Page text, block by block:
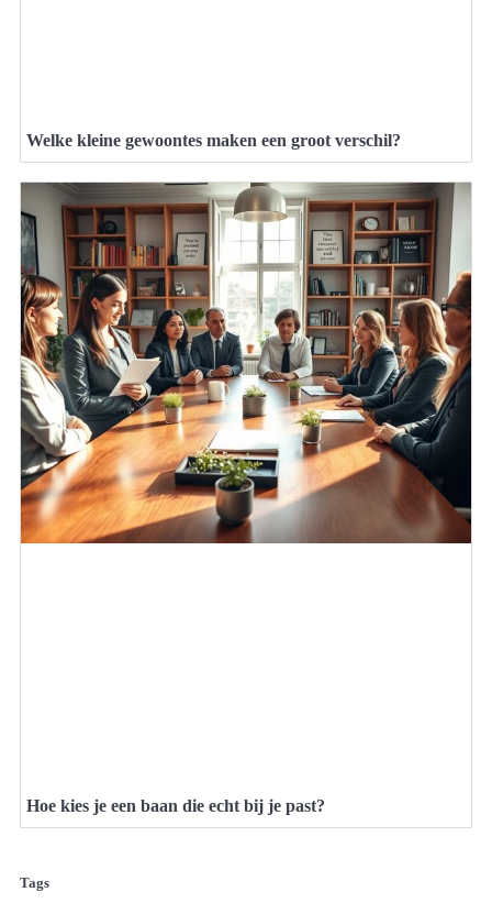
Welke kleine gewoontes maken een groot verschil?
Hoe kies je een baan die echt bij je past?
Tags